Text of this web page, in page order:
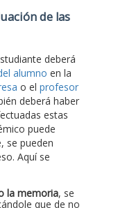
de las
deberá
alumno en la
o el profesor
deberá haber
estas
puede
se pueden
Aquí se
la memoria, se
que de no